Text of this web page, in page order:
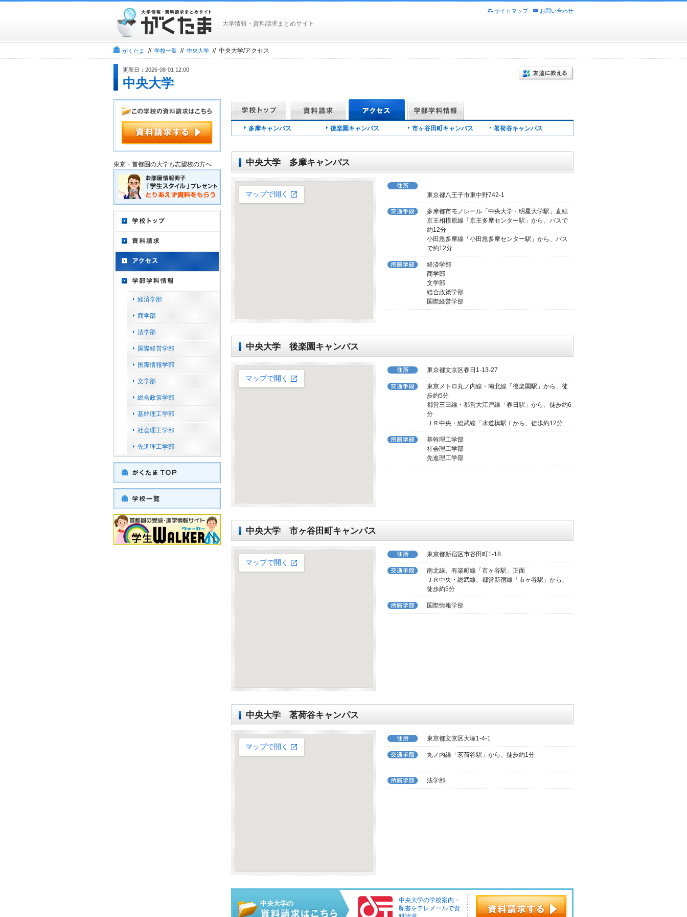
大学情報・資料請求まとめサイト
お問い合わせ
サイトマップ
がくたま // 学校一覧 // 中央大学 // 中央大学/アクセス
更新日：2026-08-01 12:00
中央大学
多摩キャンパス 後楽園キャンパス 市ヶ谷田町キャンパス 茗荷谷キャンパス
中央大学 多摩キャンパス
東京都八王子市東中野742-1
多摩都市モノレール「中央大学・明星大学駅」直結
京王相模原線「京王多摩センター駅」から、バスで
約12分
小田急多摩線「小田急多摩センター駅」から、バス
で約12分
経済学部
商学部
文学部
総合政策学部
国際経営学部
中央大学 後楽園キャンパス
東京都文京区春日1-13-27
東京メトロ丸ノ内線・南北線「後楽園駅」から、徒
歩約5分
都営三田線・都営大江戸線「春日駅」から、徒歩約6
分
ＪＲ中央・総武線「水道橋駅ｌから、徒歩約12分
基幹理工学部
社会理工学部
先進理工学部
中央大学 市ヶ谷田町キャンパス
東京都新宿区市谷田町1-18
南北線、有楽町線「市ヶ谷駅」正面
ＪＲ中央・総武線、都営新宿線「市ヶ谷駅」から、
徒歩約5分
国際情報学部
中央大学 茗荷谷キャンパス
東京都文京区大塚1-4-1
丸ノ内線「茗荷谷駅」から、徒歩約1分
法学部
中央大学の
中央大学の学校案内・
願書をテレメールで資
東京・首都圏の大学も志望校の方へ
経済学部
商学部
法学部
国際経営学部
国際情報学部
文学部
総合政策学部
基幹理工学部
社会理工学部
先進理工学部